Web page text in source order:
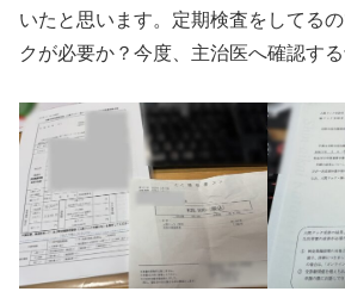
いたと思います。定期検査をしてる
クが必要か？今度、主治医へ確認する